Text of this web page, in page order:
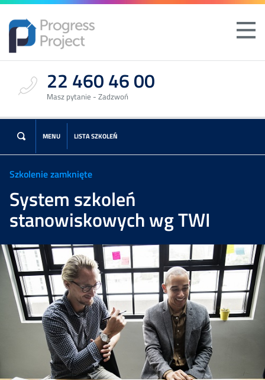
22 460 46 00
Masz pytanie - Zadzwoń
MENU LISTA SZKOLEŃ
Szkolenie zamknięte
System szkoleń
stanowiskowych wg TWI